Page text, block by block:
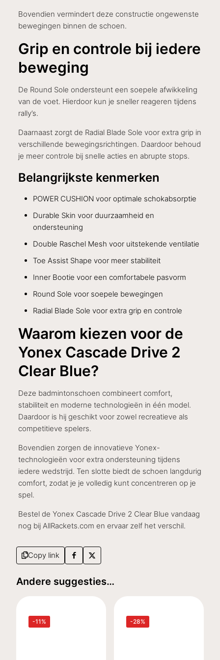
Bovendien vermindert deze constructie ongewenste
bewegingen binnen de schoen.
Grip en controle bij iedere
beweging
De Round Sole ondersteunt een soepele afwikkeling
van de voet. Hierdoor kun je sneller reageren tijdens
rally’s.
Daarnaast zorgt de Radial Blade Sole voor extra grip in
verschillende bewegingsrichtingen. Daardoor behoud
je meer controle bij snelle acties en abrupte stops.
Belangrijkste kenmerken
POWER CUSHION voor optimale schokabsorptie
Durable Skin voor duurzaamheid en
ondersteuning
Double Raschel Mesh voor uitstekende ventilatie
Toe Assist Shape voor meer stabiliteit
Inner Bootie voor een comfortabele pasvorm
Round Sole voor soepele bewegingen
Radial Blade Sole voor extra grip en controle
Waarom kiezen voor de
Yonex Cascade Drive 2
Clear Blue?
Deze badmintonschoen combineert comfort,
stabiliteit en moderne technologieën in één model.
Daardoor is hij geschikt voor zowel recreatieve als
competitieve spelers.
Bovendien zorgen de innovatieve Yonex-
technologieën voor extra ondersteuning tijdens
iedere wedstrijd. Ten slotte biedt de schoen langdurig
comfort, zodat je je volledig kunt concentreren op je
spel.
Bestel de Yonex Cascade Drive 2 Clear Blue vandaag
nog bij AllRackets.com en ervaar zelf het verschil.
Copy link
Andere suggesties…
-11% -28%